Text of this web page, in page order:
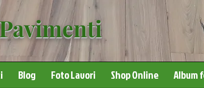
Blog Foto Lavori Shop Online Album